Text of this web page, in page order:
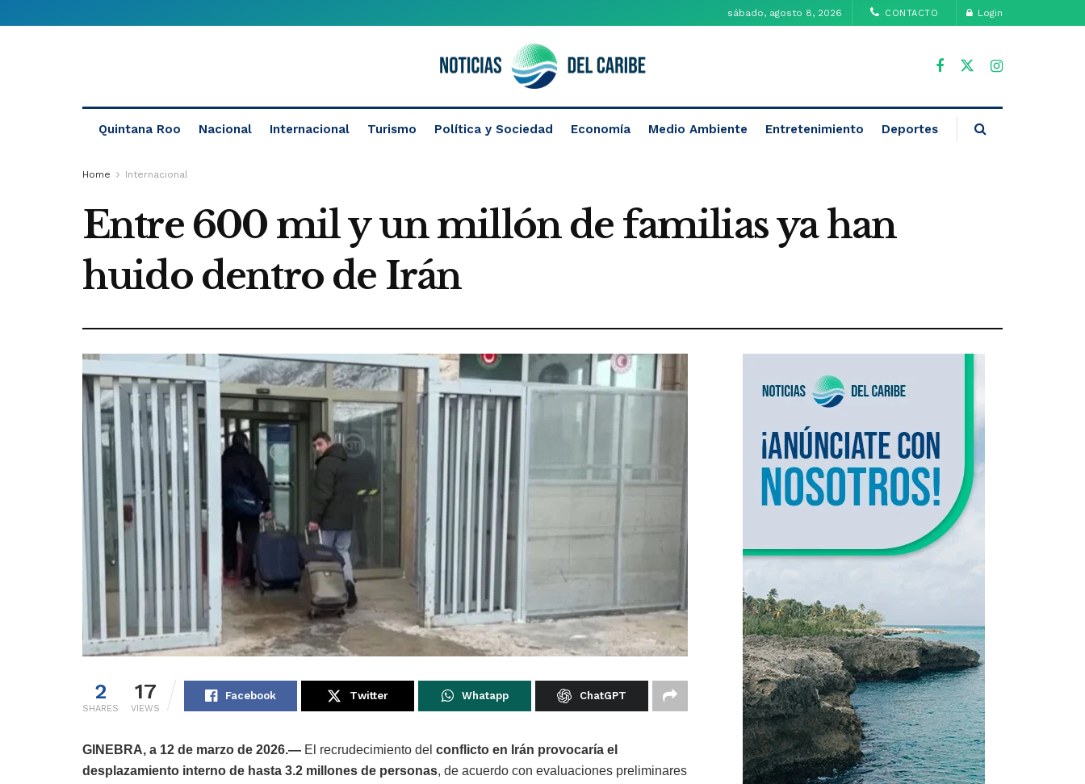
sábado, agosto 8, 2026 CONTACTO Login
Quintana Roo Nacional Internacional Turismo Política y Sociedad Economía Medio Ambiente Entretenimiento Deportes
Home Internacional
Entre 600 mil y un millón de familias ya han
huido dentro de Irán
2
SHARES
17
VIEWS
Facebook Twitter Whatapp ChatGPT
GINEBRA, a 12 de marzo de 2026.— El recrudecimiento del conflicto en Irán provocaría el
desplazamiento interno de hasta 3.2 millones de personas, de acuerdo con evaluaciones preliminares